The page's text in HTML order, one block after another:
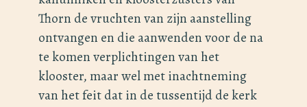
Thorn de vruchten van zijn aanstelling
ontvangen en die aanwenden voor de na
te komen verplichtingen van het
klooster, maar wel met inachtneming
van het feit dat in de tussentijd de kerk